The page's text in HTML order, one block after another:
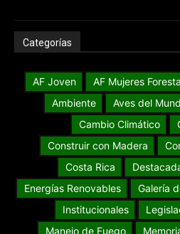
Categorías
AF Joven AF Mujeres
Ambiente
Aves del
Cambio Climático
Construir con Madera
Costa Rica
Energías Renovables
Galería
Institucionales
Manejo de Fuego